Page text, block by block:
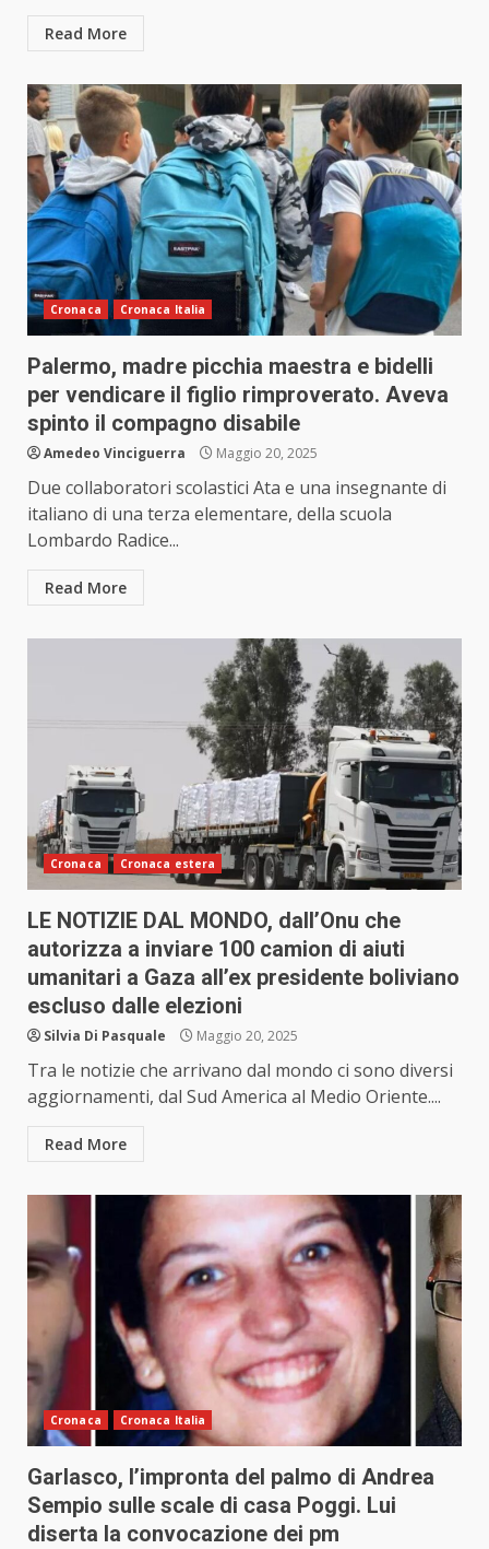
Read More
Cronaca Cronaca Italia
Palermo, madre picchia maestra e bidelli
per vendicare il figlio rimproverato. Aveva
spinto il compagno disabile
Amedeo Vinciguerra Maggio 20, 2025
Due collaboratori scolastici Ata e una insegnante di
italiano di una terza elementare, della scuola
Lombardo Radice...
Read More
Cronaca Cronaca estera
LE NOTIZIE DAL MONDO, dall’Onu che
autorizza a inviare 100 camion di aiuti
umanitari a Gaza all’ex presidente boliviano
escluso dalle elezioni
Silvia Di Pasquale Maggio 20, 2025
Tra le notizie che arrivano dal mondo ci sono diversi
aggiornamenti, dal Sud America al Medio Oriente....
Read More
Cronaca Cronaca Italia
Garlasco, l’impronta del palmo di Andrea
Sempio sulle scale di casa Poggi. Lui
diserta la convocazione dei pm